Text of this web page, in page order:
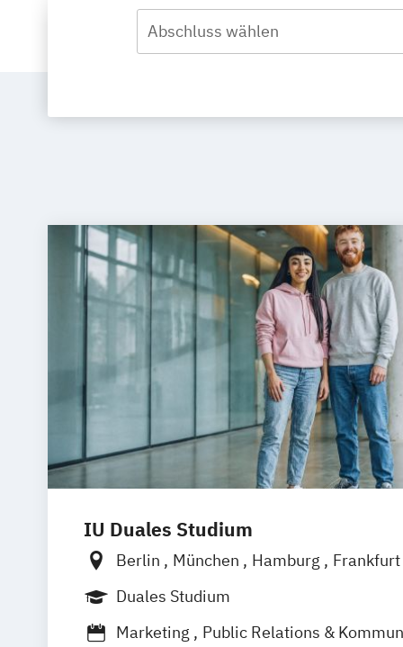
Abschluss wählen
IU Duales Studium
Berlin München Hamburg
Düsseldorf
Augsburg
Bielefeld Braunschweig
Duales Studium
Marketing
Public Relations &